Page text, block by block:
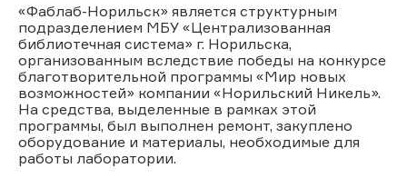
«Фаблаб-Норильск» является структурным
подразделением МБУ «Централизованная
библиотечная система» г. Норильска,
организованным вследствие победы на конкурсе
благотворительной программы «Мир новых
возможностей» компании «Норильский Никель».
На средства, выделенные в рамках этой
программы, был выполнен ремонт, закуплено
оборудование и материалы, необходимые для
работы лаборатории.